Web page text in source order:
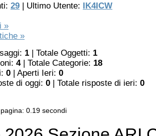
29 | Ultimo Utente: IK4ICW
»
»
1 | Totale Oggetti: 1
4 | Totale Categorie: 18
0 | Aperti Ieri: 0
di oggi: 0 | Totale risposte di ieri: 0
0.19 secondi